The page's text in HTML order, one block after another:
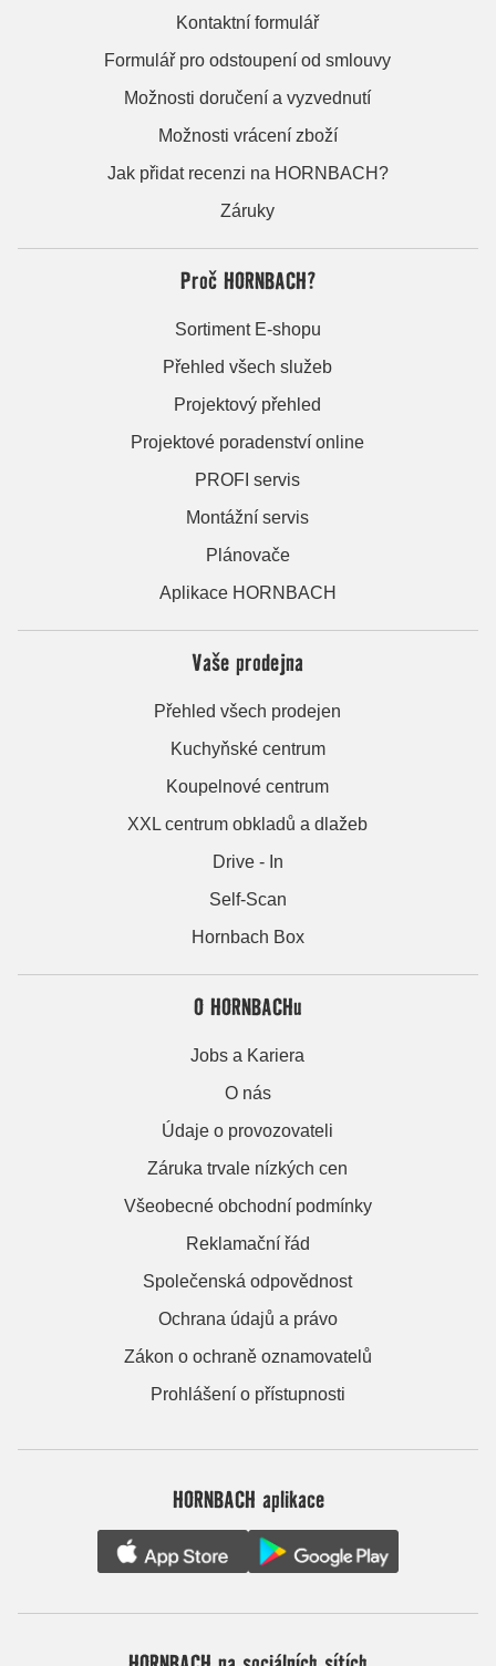
Kontaktní formulář
Formulář pro odstoupení od smlouvy
Možnosti doručení a vyzvednutí
Možnosti vrácení zboží
Jak přidat recenzi na HORNBACH?
Záruky
Proč HORNBACH?
Sortiment E-shopu
Přehled všech služeb
Projektový přehled
Projektové poradenství online
PROFI servis
Montážní servis
Plánovače
Aplikace HORNBACH
Vaše prodejna
Přehled všech prodejen
Kuchyňské centrum
Koupelnové centrum
XXL centrum obkladů a dlažeb
Drive - In
Self-Scan
Hornbach Box
O HORNBACHu
Jobs a Kariera
O nás
Údaje o provozovateli
Záruka trvale nízkých cen
Všeobecné obchodní podmínky
Reklamační řád
Společenská odpovědnost
Ochrana údajů a právo
Zákon o ochraně oznamovatelů
Prohlášení o přístupnosti
HORNBACH aplikace